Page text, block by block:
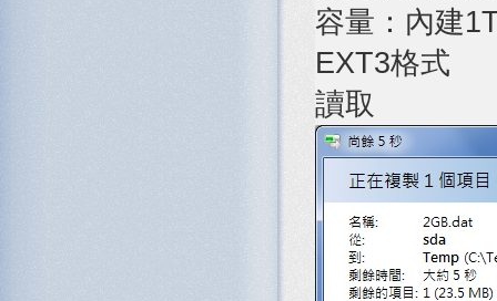
容量：內建
EXT3格式
讀取